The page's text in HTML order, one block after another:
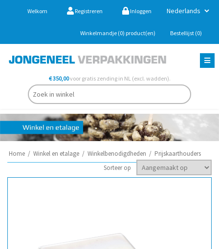
Welkom Registreren Inloggen
Winkelmandje (0) product(en) Bestellijst (0)
€ 350,00voor gratis zending in NL (excl. wadden).
Home / Winkel en etalage / Winkelbenodigdheden / Prijskaarthouders
Sorteer op